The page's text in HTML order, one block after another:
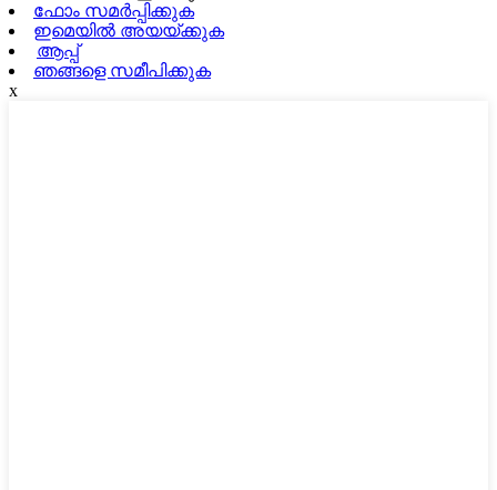
ഫോം സമർപ്പിക്കുക
ഇമെയിൽ അയയ്ക്കുക
ആപ്പ്
ഞങ്ങളെ സമീപിക്കുക
x